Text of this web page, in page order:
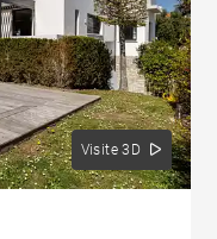
Visite 3D